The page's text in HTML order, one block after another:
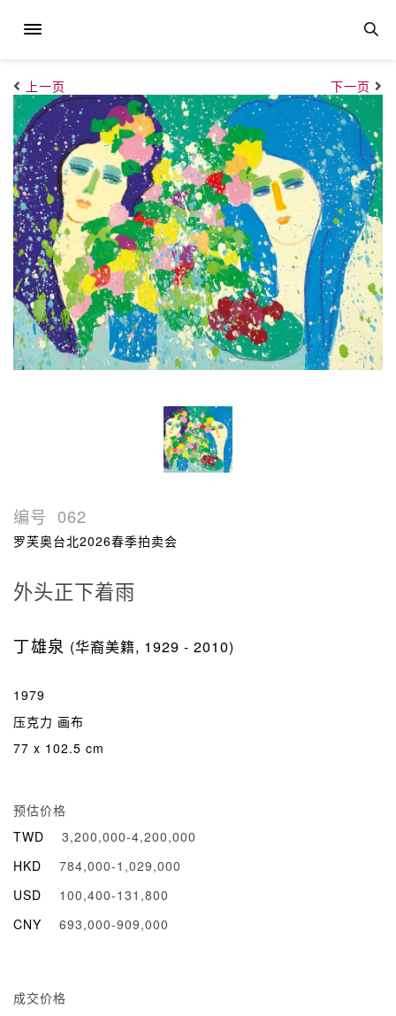
上一页 下一页
编号 062
罗芙奥台北2026春季拍卖会
外头正下着雨
丁雄泉 (华裔美籍, 1929 - 2010)
1979
压克力 画布
77 x 102.5 cm
预估价格
TWD
3,200,000-4,200,000
HKD
784,000-1,029,000
USD
100,400-131,800
CNY
693,000-909,000
成交价格